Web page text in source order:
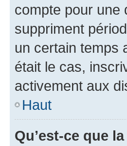
compte pour une
suppriment
un certain temps
était le cas,
activement aux
Haut
Qu’est-ce que